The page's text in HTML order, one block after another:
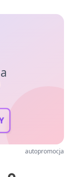
autopromocja